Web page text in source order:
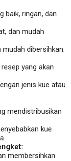
baik, ringan, dan
dan mudah
mudah dibersihkan.
yang akan
jenis kue atau
mendistribusikan
kue
membersihkan